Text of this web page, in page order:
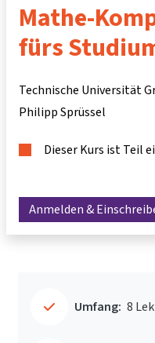
Mathe-
fürs
Technische Universität
Philipp Sprüssel
Dieser Kurs ist Teil
Anmelden &
Umfang: 8